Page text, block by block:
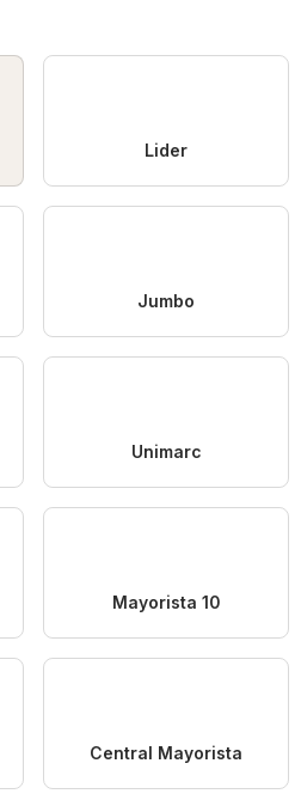
Lider
Jumbo
Unimarc
Mayorista 10
Central Mayorista